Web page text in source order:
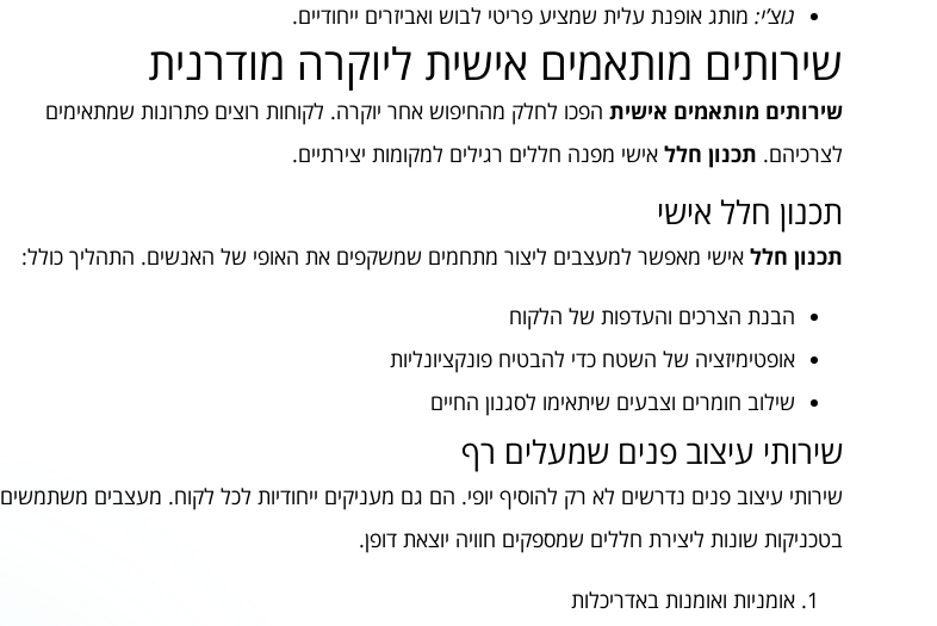
גוצ’י:מותג אופנת עלית שמציע פריטי לבוש ואביזרים ייחודיים.
שירותים מותאמים אישית ליוקרה מודרנית
שירותים מותאמים אישיתהפכו לחלק מהחיפוש אחר יוקרה. לקוחות רוצים פתרונות שמתאימים
לצרכיהם. תכנון חללאישי מפנה חללים רגילים למקומות יצירתיים.
תכנון חלל אישי
תכנון חללאישי מאפשר למעצבים ליצור מתחמים שמשקפים את האופי של האנשים. התהליך כולל:
הבנת הצרכים והעדפות של הלקוח
אופטימיזציה של השטח כדי להבטיח פונקציונליות
שילוב חומרים וצבעים שיתאימו לסגנון החיים
שירותי עיצוב פנים שמעלים רף
שירותי עיצוב פנים נדרשים לא רק להוסיף יופי. הם גם מעניקים ייחודיות לכל לקוח. מעצבים משתמשים
בטכניקות שונות ליצירת חללים שמספקים חוויה יוצאת דופן.
אומניות ואומנות באדריכלות